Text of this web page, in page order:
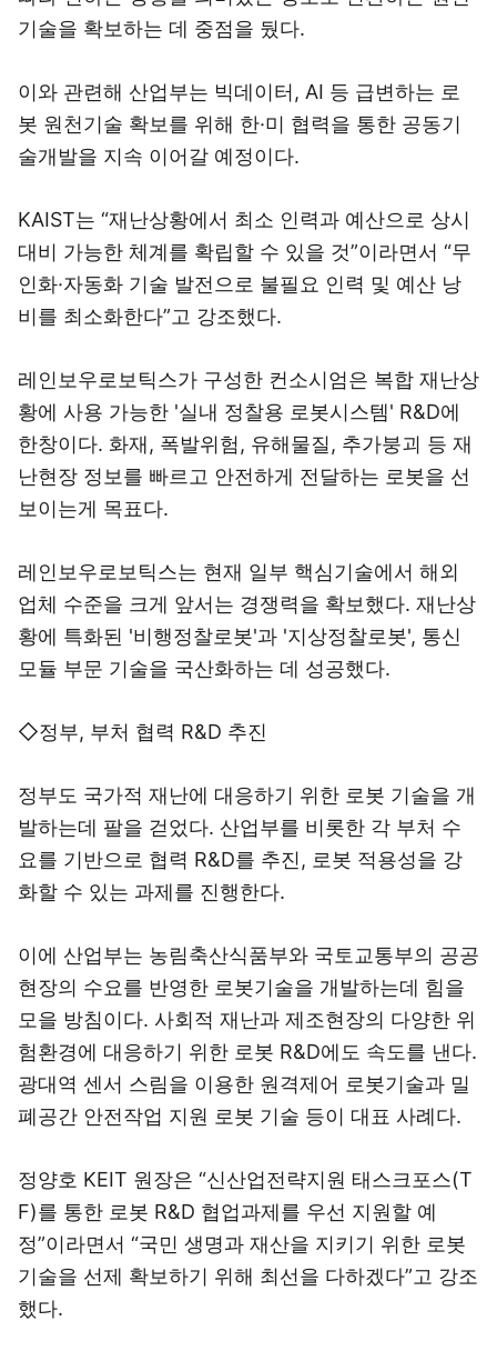
기술을 확보하는 데 중점을 뒀다.
이와 관련해 산업부는 빅데이터, AI 등 급변하는 로
봇 원천기술 확보를 위해 한·미 협력을 통한 공동기
술개발을 지속 이어갈 예정이다.
KAIST는 “재난상황에서 최소 인력과 예산으로 상시
대비 가능한 체계를 확립할 수 있을 것”이라면서 “무
인화·자동화 기술 발전으로 불필요 인력 및 예산 낭
비를 최소화한다”고 강조했다.
레인보우로보틱스가 구성한 컨소시엄은 복합 재난상
황에 사용 가능한 '실내 정찰용 로봇시스템' R&D에
한창이다. 화재, 폭발위험, 유해물질, 추가붕괴 등 재
난현장 정보를 빠르고 안전하게 전달하는 로봇을 선
보이는게 목표다.
레인보우로보틱스는 현재 일부 핵심기술에서 해외
업체 수준을 크게 앞서는 경쟁력을 확보했다. 재난상
황에 특화된 '비행정찰로봇'과 '지상정찰로봇', 통신
모듈 부문 기술을 국산화하는 데 성공했다.
◇정부, 부처 협력 R&D 추진
정부도 국가적 재난에 대응하기 위한 로봇 기술을 개
발하는데 팔을 걷었다. 산업부를 비롯한 각 부처 수
요를 기반으로 협력 R&D를 추진, 로봇 적용성을 강
화할 수 있는 과제를 진행한다.
이에 산업부는 농림축산식품부와 국토교통부의 공공
현장의 수요를 반영한 로봇기술을 개발하는데 힘을
모을 방침이다. 사회적 재난과 제조현장의 다양한 위
험환경에 대응하기 위한 로봇 R&D에도 속도를 낸다.
광대역 센서 스림을 이용한 원격제어 로봇기술과 밀
폐공간 안전작업 지원 로봇 기술 등이 대표 사례다.
정양호 KEIT 원장은 “신산업전략지원 태스크포스(T
F)를 통한 로봇 R&D 협업과제를 우선 지원할 예
정”이라면서 “국민 생명과 재산을 지키기 위한 로봇
기술을 선제 확보하기 위해 최선을 다하겠다”고 강조
했다.